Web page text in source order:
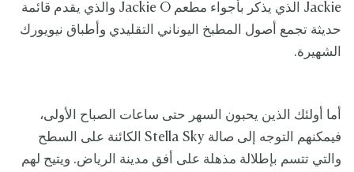
Jackie الذي يذكر بأجواء مطعم Jackie O والذي يقدم قائمة
حديثة تجمع أصول المطبخ اليوناني التقليدي وأطباق نيويورك
الشهيرة.
أما أولئك الذين يحبون السهر حتى ساعات الصباح الأولى،
فيمكنهم التوجه إلى صالة Stella Sky الكائنة على السطح
والتي تتسم بإطلالة مذهلة على أفق مدينة الرياض. ويتيح لهم